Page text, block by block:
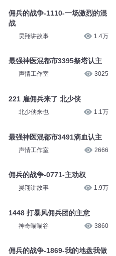
佣兵的战争-1110-一场激烈的混
战
昊翔讲故事 1.4万
最强神医混都市3395祭塔认主
声情工作室 3025
221 雇佣兵来了 北少侠
北少侠来也 1.1万
最强神医混都市3491滴血认主
声情工作室 2666
佣兵的战争-0771-主动权
昊翔讲故事 1.9万
1448 打暴风佣兵团的主意
神奇喵喵谷 3860
佣兵的战争-1869-我的地盘我做